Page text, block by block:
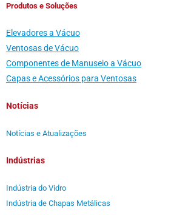
Produtos e Soluções
Elevadores a Vácuo
Ventosas de Vácuo
Componentes de Manuseio a Vácuo
Capas e Acessórios para Ventosas
Notícias
Notícias e Atualizações
Indústrias
Indústria do Vidro
Indústria de Chapas Metálicas